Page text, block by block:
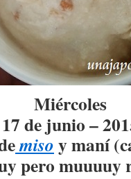
Miércoles
17 de junio –
misoy maní
pero muuuuy